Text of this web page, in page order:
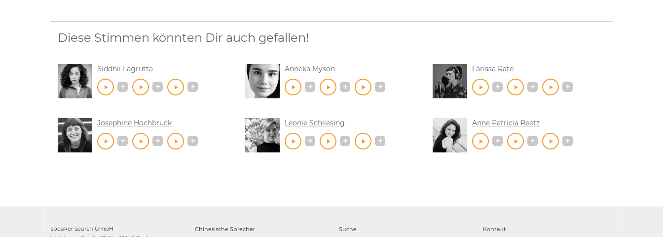
Diese Stimmen könnten Dir auch gefallen!
Siddhii Lagrutta Anneka Myson Larissa Rate
Josephine Hochbruck Leonie Schliesing Anne Patricia Reetz
speaker-search GmbH
Chinesische Sprecher
Suche
Kontakt